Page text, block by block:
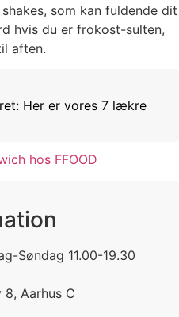
som kan fuldende dit
hvis du er frokost-sulten,
aften.
Her er vores 7 lækre
hos FFOOD
Søndag 11.00-19.30
Aarhus C